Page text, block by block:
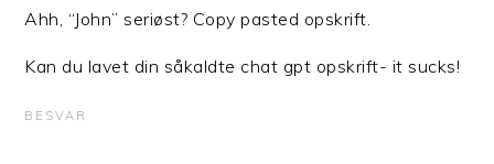
Ahh, “John” seriøst? Copy pasted opskrift.
Kan du lavet din såkaldte chat gpt opskrift- it sucks!
BESVAR